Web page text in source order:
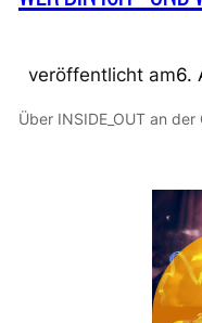
veröffentlicht am6.
Über INSIDE_OUT an